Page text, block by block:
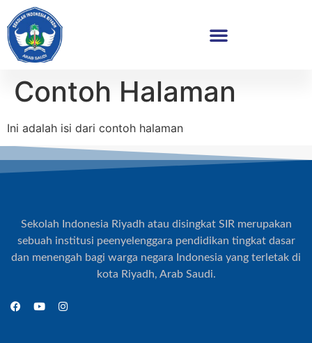
Contoh Halaman
Ini adalah isi dari contoh halaman
Sekolah Indonesia Riyadh atau disingkat SIR merupakan
sebuah institusi peenyelenggara pendidikan tingkat dasar
dan menengah bagi warga negara Indonesia yang terletak di
kota Riyadh, Arab Saudi.